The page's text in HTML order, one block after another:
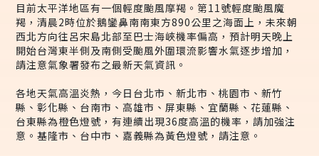
目前太平洋地區有一個輕度颱風摩羯。第11號輕度颱風魔
羯，清晨2時位於鵝鑾鼻南南東方890公里之海面上，未來朝
西北方向往呂宋島北部至巴士海峽機率偏高，預計明天晚上
開始台灣東半側及南側受颱風外圍環流影響水氣逐步增加，
請注意氣象署發布之最新天氣資訊。
各地天氣高溫炎熱，今日台北市、新北市、桃園市、新竹
縣、彰化縣、台南市、高雄市、屏東縣、宜蘭縣、花蓮縣、
台東縣為橙色燈號，有連續出現36度高溫的機率，請加強注
意。基隆市、台中市、嘉義縣為黃色燈號，請注意。